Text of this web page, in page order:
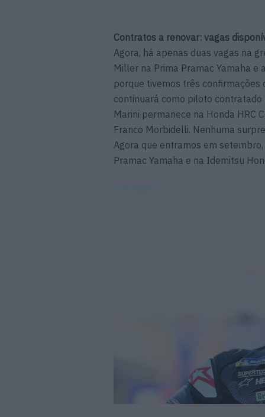
Contratos a renovar: vagas
Agora, há apenas duas vagas na
Miller na Prima Pramac Yamaha e
porque tivemos três confirmações
continuará como piloto contratado
Marini permanece na Honda HRC
Franco Morbidelli. Nenhuma
Agora que entramos em
Pramac Yamaha e na Idemitsu